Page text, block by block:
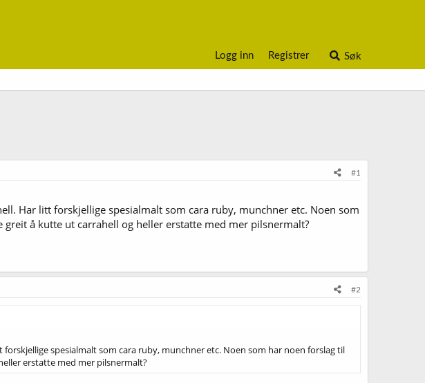
Logg inn Registrer Søk
#1
Har litt forskjellige spesialmalt som cara ruby, munchner etc. Noen som
å kutte ut carrahell og heller erstatte med mer pilsnermalt?
#2
spesialmalt som cara ruby, munchner etc. Noen som har noen forslag til
erstatte med mer pilsnermalt?